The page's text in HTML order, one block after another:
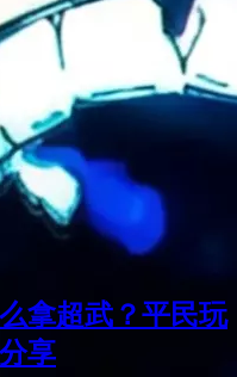
拿超武？平民玩
享